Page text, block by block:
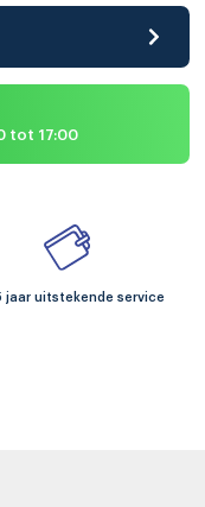
tot 17:00
jaar uitstekende service